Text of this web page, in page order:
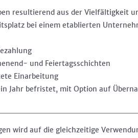
resultierend aus der Vielfältigkeit
bei einem etablierten
und Feiertagsschichten
Einarbeitung
Jahr befristet, mit Option auf
wird auf die gleichzeitige